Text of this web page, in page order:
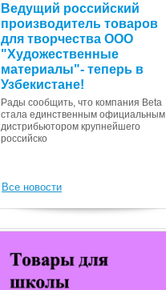
Ведущий российский
производитель товаров
для творчества ООО
"Художественные
материалы"- теперь в
Узбекистане!
Рады сообщить, что компания Beta
стала единственным официальным
дистрибьютором крупнейшего
российско
Все новости